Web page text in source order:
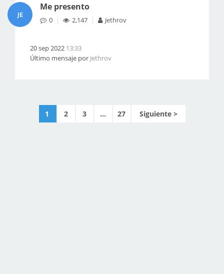
JE
Me presento
0 2,147 Jethrov
20 sep 2022 13:33
Último mensaje por Jethrov
1 2 3 ... 27